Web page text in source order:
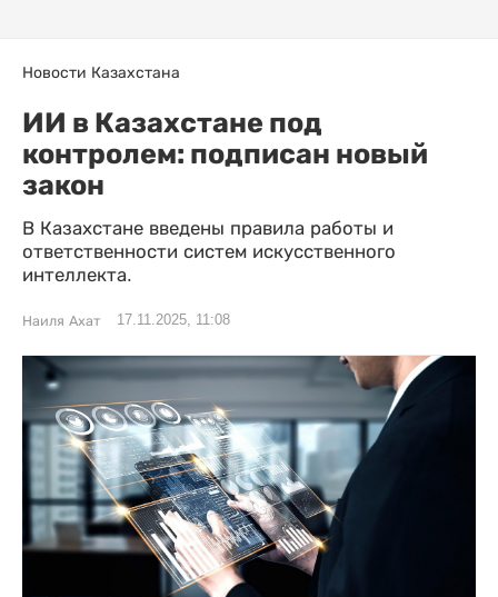
Новости Казахстана
ИИ в Казахстане под
контролем: подписан новый
закон
В Казахстане введены правила работы и
ответственности систем искусственного
интеллекта.
Наиля Ахат 17.11.2025, 11:08